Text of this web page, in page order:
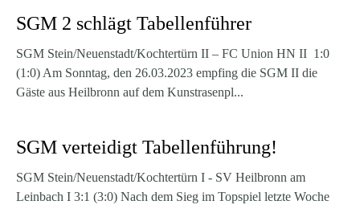
SGM 2 schlägt Tabellenführer
SGM Stein/Neuenstadt/Kochtertürn II – FC Union HN II 1:0
(1:0) Am Sonntag, den 26.03.2023 empfing die SGM II die
Gäste aus Heilbronn auf dem Kunstrasenpl...
SGM verteidigt Tabellenführung!
SGM Stein/Neuenstadt/Kochtertürn I - SV Heilbronn am
Leinbach I 3:1 (3:0) Nach dem Sieg im Topspiel letzte Woche